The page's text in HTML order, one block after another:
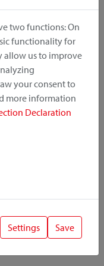
de fixation.
two functions: On
functionality for
allow us to improve
your consent to
more information
Declaration
Settings Save